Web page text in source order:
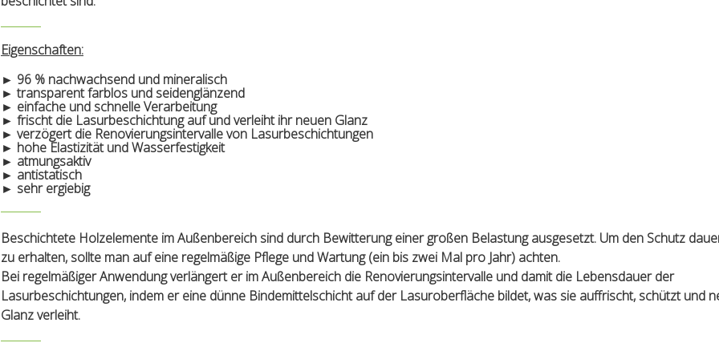
Eigenschaften:
► 96 % nachwachsend und mineralisch
► transparent farblos und seidenglänzend
► einfache und schnelle Verarbeitung
► frischt die Lasurbeschichtung auf und verleiht ihr neuen Glanz
► verzögert die Renovierungsintervalle von Lasurbeschichtungen
► hohe Elastizität und Wasserfestigkeit
► atmungsaktiv
► antistatisch
► sehr ergiebig
Beschichtete Holzelemente im Außenbereich sind durch Bewitterung einer großen Belastung ausgesetzt. Um den Schutz
zu erhalten, sollte man auf eine regelmäßige Pflege und Wartung (ein bis zwei Mal pro Jahr) achten.
Bei regelmäßiger Anwendung verlängert er im Außenbereich die Renovierungsintervalle und damit die Lebensdauer der
Lasurbeschichtungen, indem er eine dünne Bindemittelschicht auf der Lasuroberfläche bildet, was sie auffrischt, schützt und
Glanz verleiht.